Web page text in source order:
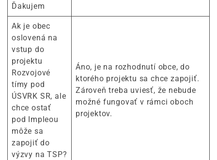
Ďakujem
Ak je obec
oslovená na
vstup do
projektu
Rozvojové
tímy pod
ÚSVRK SR, ale
chce ostať
pod Impleou
môže sa
zapojiť do
výzvy na TSP?
Áno, je na rozhodnutí obce, do
ktorého projektu sa chce zapojiť.
Zároveň treba uviesť, že nebude
možné fungovať v rámci oboch
projektov.